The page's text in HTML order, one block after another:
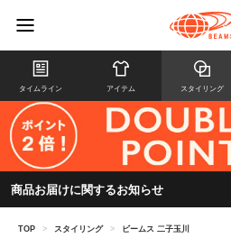
タイムライン アイテム スタイリング
商品お届けに関するお知らせ
TOP > スタイリング > ビームス 二子玉川